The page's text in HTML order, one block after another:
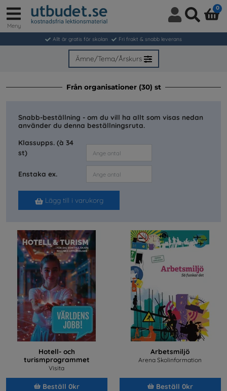
in
/
Meny
0
Allt är gratis för skolan Fri frakt & snabb leverans
Ämne/Tema/Årskurs
Från organisationer (30) st
Snabb-beställning - om du vill ha allt som visas nedan
använder du denna beställningsruta.
Klassupps. (à 34
st)
Enstaka ex.
Lägg till i varukorg
Hotell- och
turismprogrammet
Visita
Beställ 0kr
Arbetsmiljö
Arena Skolinformation
Beställ 0kr